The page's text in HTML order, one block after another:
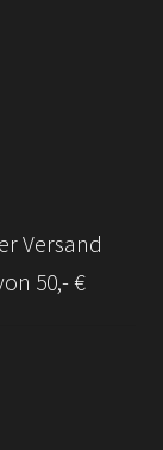
Versand
50,- €